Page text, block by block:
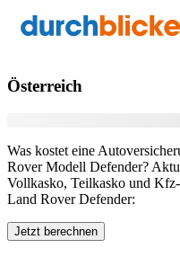
Versicherung
Österreich
Was kostet eine
RoverModell Defender?
Vollkasko, Teilkasko und
Land Rover Defender:
Jetzt berechnen